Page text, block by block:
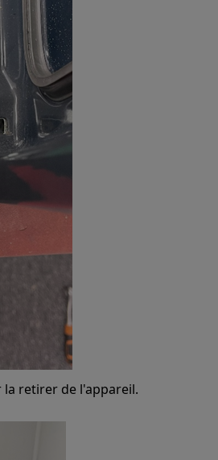
la retirer de l'appareil.